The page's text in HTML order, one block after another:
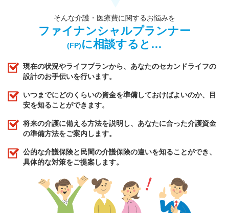
そんな介護・医療費に関するお悩みを
ファイナンシャルプランナー
(FP)に相談すると…
現在の状況やライフプランから、あなたのセカンドライフの
設計のお手伝いを行います。
いつまでにどのくらいの資金を準備しておけばよいのか、目
安を知ることができます。
将来の介護に備える方法を説明し、あなたに合った介護資金
の準備方法をご案内します。
公的な介護保険と民間の介護保険の違いを知ることができ、
具体的な対策をご提案します。